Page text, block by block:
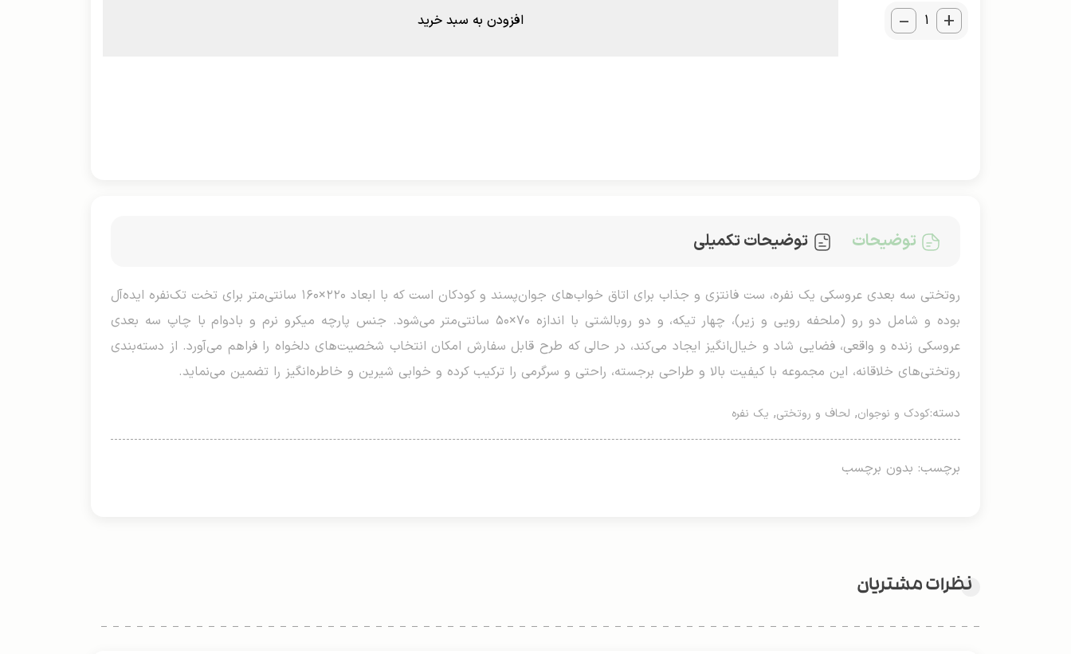
_ + افزودن به سبد خرید
توضیحات توضیحات تکمیلی
روتختی سه بعدی عروسکی یک نفره، ست فانتزی و جذاب برای اتاق خواب‌های جوان‌پسند و کودکان است که با ابعاد ۲۲۰×۱۶۰ سانتی‌متر برای تخت تک‌نفره ایده‌آل
بوده و شامل دو رو (ملحفه رویی و زیر)، چهار تیکه، و دو روبالشتی با اندازه ۷۰×۵۰ سانتی‌متر می‌شود. جنس پارچه میکرو نرم و بادوام با چاپ سه بعدی
عروسکی زنده و واقعی، فضایی شاد و خیال‌انگیز ایجاد می‌کند، در حالی که طرح قابل سفارش امکان انتخاب شخصیت‌های دلخواه را فراهم می‌آورد. از دسته‌بندی
روتختی‌های خلاقانه، این مجموعه با کیفیت بالا و طراحی برجسته، راحتی و سرگرمی را ترکیب کرده و خوابی شیرین و خاطره‌انگیز را تضمین می‌نماید.
دسته:کودک و نوجوان, لحاف و روتختی, یک نفره
برچسب: بدون برچسب
نظرات مشتریان